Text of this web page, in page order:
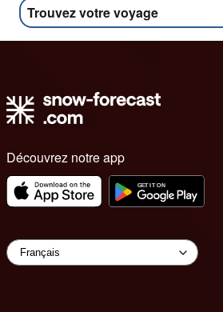
Trouvez votre voyage
Découvrez notre app